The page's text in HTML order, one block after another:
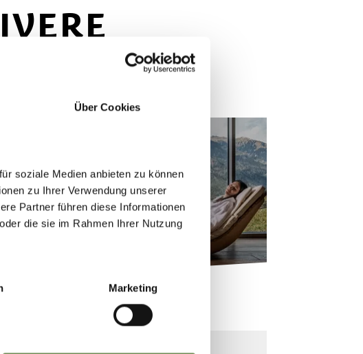
Über Cookies
soziale Medien anbieten zu können
zu Ihrer Verwendung unserer
Partner führen diese Informationen
die sie im Rahmen Ihrer Nutzung
Marketing